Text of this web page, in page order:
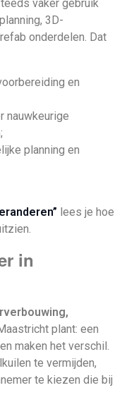
vaker gebruik
3D-
onderdelen. Dat
en
nauwkeurige
planning en
lees je hoe
in
plant: een
maken het verschil.
te vermijden,
te kiezen die bij